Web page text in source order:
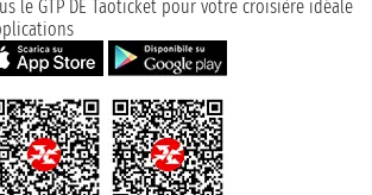
le GTP DE Taoticket pour votre croisière idéale